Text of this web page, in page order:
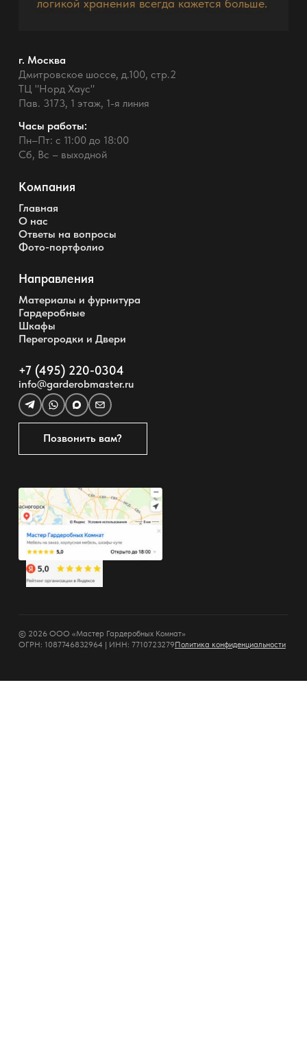
логикой хранения всегда кажется больше.
г. Москва
Дмитровское шоссе, д.100, стр.2
ТЦ "Норд Хаус"
Пав. 3173, 1 этаж, 1-я линия
Часы работы:
Пн–Пт: с 11:00 до 18:00
Сб, Вс – выходной
Компания
Главная
О нас
Ответы на вопросы
Фото-портфолио
Направления
Материалы и фурнитура
Гардеробные
Шкафы
Перегородки и Двери
+7 (495) 220-0304
info@garderobmaster.ru
Позвонить вам?
© 2026 ООО «Мастер Гардеробных Комнат»
ОГРН: 1087746832964 | ИНН: 7710723279Политика конфиденциальности